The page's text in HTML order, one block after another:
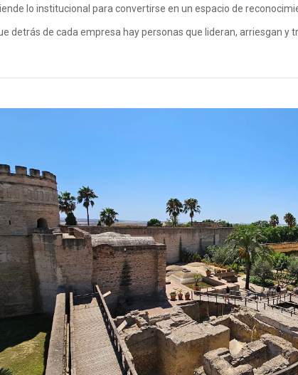
lo institucional para convertirse en un espacio de
detrás de cada empresa hay personas que lideran, arriesgan y